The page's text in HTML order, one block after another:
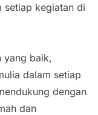
setiap kegiatan di
yang baik,
dalam setiap
dengan
dan